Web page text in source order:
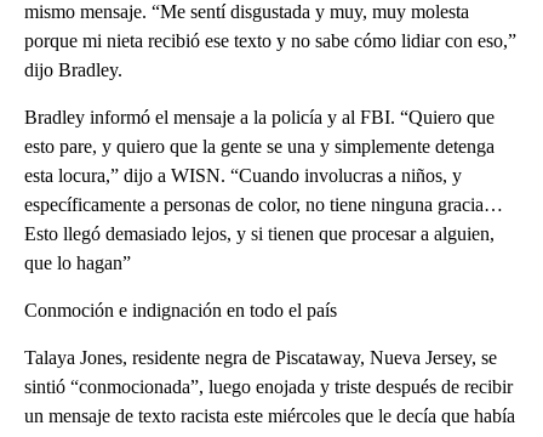
mismo mensaje. “Me sentí disgustada y muy, muy molesta
porque mi nieta recibió ese texto y no sabe cómo lidiar con eso,”
dijo Bradley.
Bradley informó el mensaje a la policía y al FBI. “Quiero que
esto pare, y quiero que la gente se una y simplemente detenga
esta locura,” dijo a WISN. “Cuando involucras a niños, y
específicamente a personas de color, no tiene ninguna gracia…
Esto llegó demasiado lejos, y si tienen que procesar a alguien,
que lo hagan”
Conmoción e indignación en todo el país
Talaya Jones, residente negra de Piscataway, Nueva Jersey, se
sintió “conmocionada”, luego enojada y triste después de recibir
un mensaje de texto racista este miércoles que le decía que había